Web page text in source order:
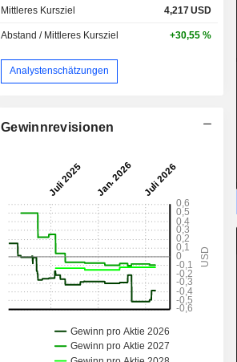
Mittleres Kursziel 4,217USD
Abstand / Mittleres Kursziel +30,55 %
Analystenschätzungen
Gewinnrevisionen